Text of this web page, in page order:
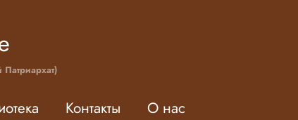
Контакты О нас